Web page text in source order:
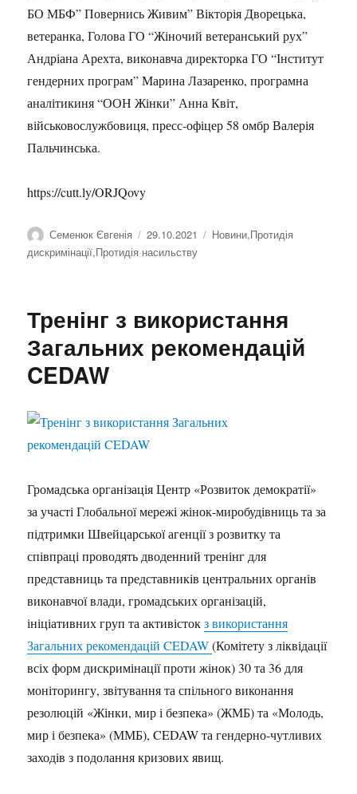
БО МБФ” Повернись Живим” Вікторія Дворецька,
ветеранка, Голова ГО “Жіночий ветеранський рух”
Андріана Арехта, виконавча директорка ГО “Інститут
гендерних програм” Марина Лазаренко, програмна
аналітикиня “ООН Жінки” Анна Квіт,
військовослужбовиця, пресс-офіцер 58 омбр Валерія
Пальчинська.
https://cutt.ly/ORJQovy
Автор
Семенюк Євгенія Оприлюднено
29.10.2021 Категорії
Новини,Протидія
дискримінації,Протидія насильству
Тренінг з використання
Загальних рекомендацій
CEDAW
Громадська організація Центр «Розвиток демократії»
за участі Глобальної мережі жінок-миробудівниць та за
підтримки Швейцарської агенції з розвитку та
співпраці проводять дводенний тренінг для
представниць та представників центральних органів
виконавчої влади, громадських організацій,
ініціативних груп та активістокз використання
Загальних рекомендацій CEDAW(Комітету з ліквідації
всіх форм дискримінації проти жінок) 30 та 36 для
моніторингу, звітування та спільного виконання
резолюцій «Жінки, мир і безпека» (ЖМБ) та «Молодь,
мир і безпека» (ММБ), CEDAW та гендерно-чутливих
заходів з подолання кризових явищ.